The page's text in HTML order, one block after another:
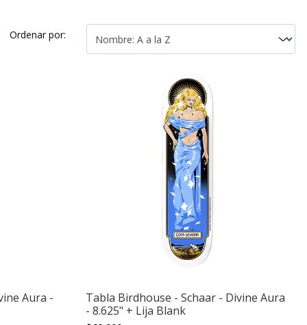
Ordenar por:
Aura -
Tabla Birdhouse - Schaar - Divine Aura
- 8.625" + Lija Blank